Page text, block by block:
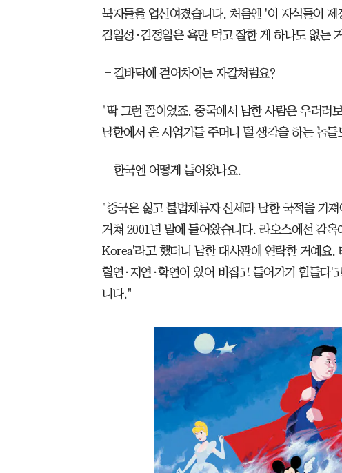
북자들을 업신여겼습니다. 처음엔 '이 자식들이
김일성·김정일은 욕만 먹고 잘한 게 하나도 없는
―길바닥에 걷어차이는 자갈처럼요?
"딱 그런 꼴이었죠. 중국에서 남한 사람은 우러러
남한에서 온 사업가들 주머니 털 생각을 하는 놈
―한국엔 어떻게 들어왔나요.
"중국은 싫고 불법체류자 신세라 남한 국적을 가
거쳐 2001년 말에 들어왔습니다. 라오스에선 감
Korea'라고 했더니 남한 대사관에 연락한 거예요.
혈연·지연·학연이 있어 비집고 들어가기 힘들다'
니다."